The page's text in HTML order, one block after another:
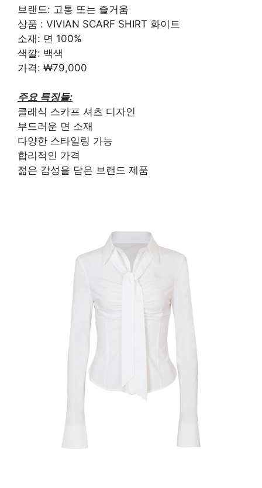
브랜드: 고통 또는 즐거움
상품 : VIVIAN SCARF SHIRT 화이트
소재: 면 100%
색깔: 백색
가격: ₩79,000
주요 특징들:
클래식 스카프 셔츠 디자인
부드러운 면 소재
다양한 스타일링 가능
합리적인 가격
젊은 감성을 담은 브랜드 제품